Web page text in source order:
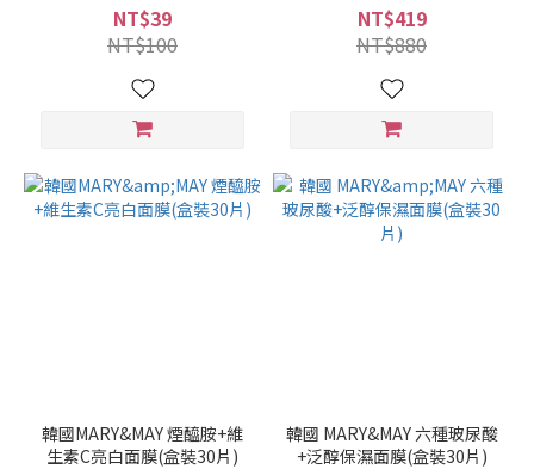
NT$39
NT$100
NT$419
NT$880
韓國MARY&MAY 煙醯胺+維
生素C亮白面膜(盒裝30片)
韓國 MARY&MAY 六種玻尿酸
+泛醇保濕面膜(盒裝30片)